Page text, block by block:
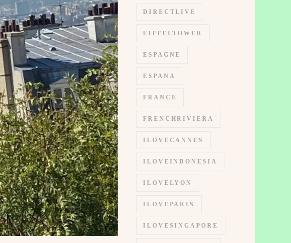
DIRECTLIVE
EIFFELTOWER
ESPAGNE
ESPANA
FRANCE
FRENCHRIVIERA
ILOVECANNES
ILOVEINDONESIA
ILOVELYON
ILOVEPARIS
ILOVESINGAPORE